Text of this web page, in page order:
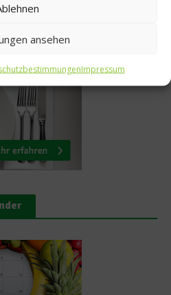
ansehen
Impressum